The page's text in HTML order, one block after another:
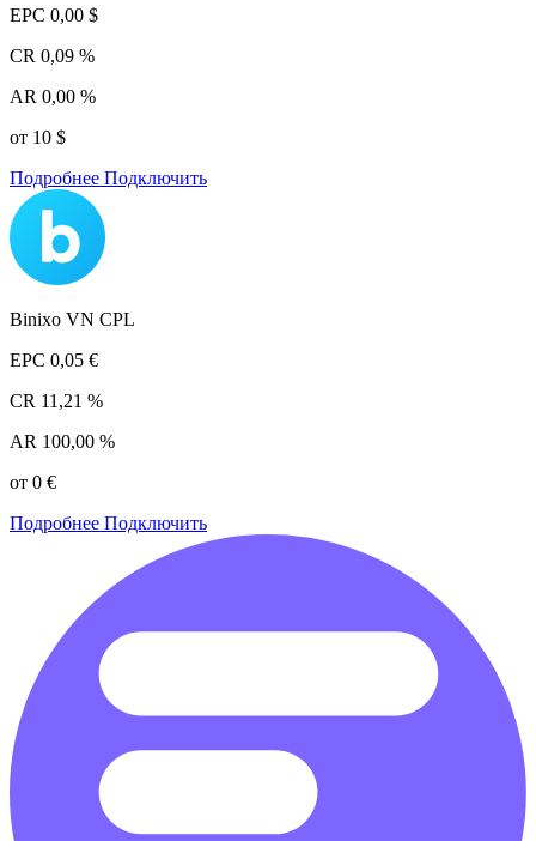
EPC 0,00 $
CR 0,09 %
AR 0,00 %
от 10 $
Подробнее Подключить
Binixo VN CPL
EPC 0,05 €
CR 11,21 %
AR 100,00 %
от 0 €
Подробнее Подключить